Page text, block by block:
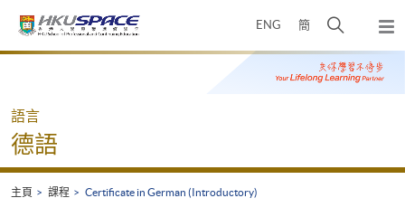
ENG 簡
開
搜
尋
彈
出
主
Main
語言
德語
主頁 課程 Certificate in German (Introductory)